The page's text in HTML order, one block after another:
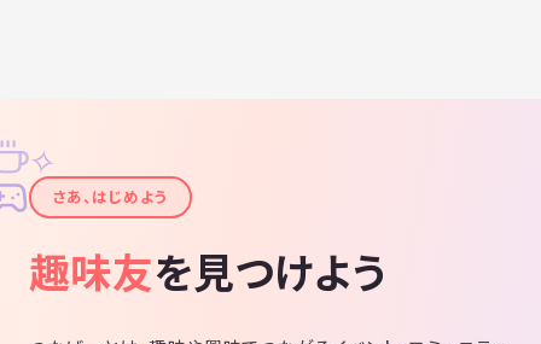
✦
✧
さあ、はじめよう
趣味友を見つけよう